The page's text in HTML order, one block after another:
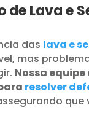
de Lava e
das lava e
mas
Nossa equipe
resolver
que